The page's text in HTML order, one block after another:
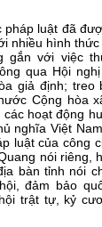
luật đã
nhiều hình
với việc
qua Hội
giả định; treo
Cộng hòa
hoạt động
nghĩa Việt
luật của công
nói riêng,
bàn tỉnh nói
đảm bảo
trật tự, kỷ